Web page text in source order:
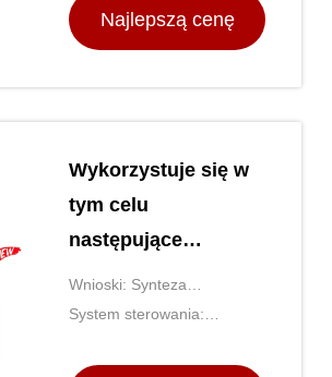
Najlepszą cenę
Wykorzystuje się w
tym celu
następujące
urządzenia:
Wnioski: Synteza
chemiczna, farmaceutyka,
biotechnologia
System sterowania: